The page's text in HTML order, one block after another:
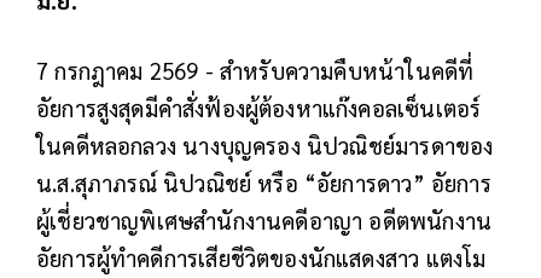
7 กรกฎาคม 2569 - สำหรับความคืบหน้าในคดีที่
อัยการสูงสุดมีคำสั่งฟ้องผู้ต้องหาแก๊งคอลเซ็นเตอร์
ในคดีหลอกลวง นางบุญครอง นิปวณิชย์มารดาของ
น.ส.สุภาภรณ์ นิปวณิชย์ หรือ “อัยการดาว” อัยการ
ผู้เชี่ยวชาญพิเศษสำนักงานคดีอาญา อดีตพนักงาน
อัยการผู้ทำคดีการเสียชีวิตของนักแสดงสาว แตงโม